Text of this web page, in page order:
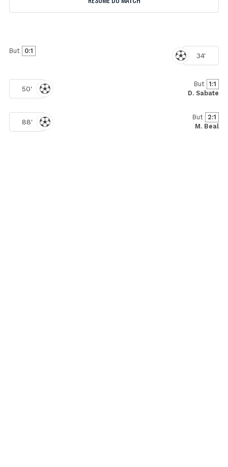
34'
But 0:1
50'
But 1:1
D. Sabate
88'
But 2:1
M. Beal